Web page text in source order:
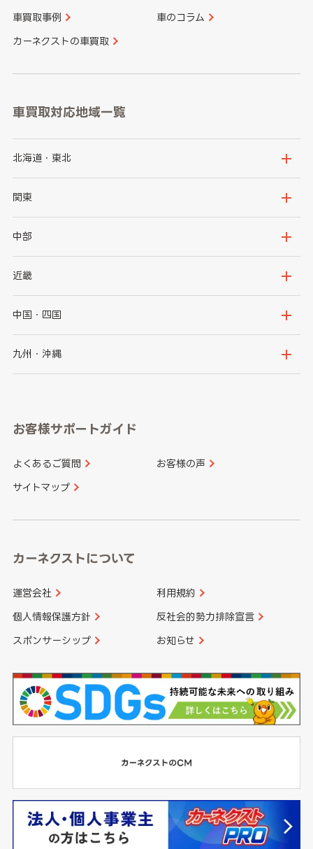
車買取事例 車のコラム
カーネクストの車買取
車買取対応地域一覧
北海道・東北
北海道
岩手県
秋田県
関東
茨城県
群馬県
千葉県
神奈川県
中部
新潟県
石川県
山梨県
愛知県
近畿
大阪府
京都府
和歌山県
中国・四国
鳥取県
山口県
香川県 愛媛県
九州・沖縄
長崎県
大分県 宮崎県
お客様サポートガイド
よくあるご質問 お客様の声
サイトマップ
カーネクストについて
運営会社 利用規約
個人情報保護方針 反社会的勢力排除宣言
スポンサーシップ お知らせ